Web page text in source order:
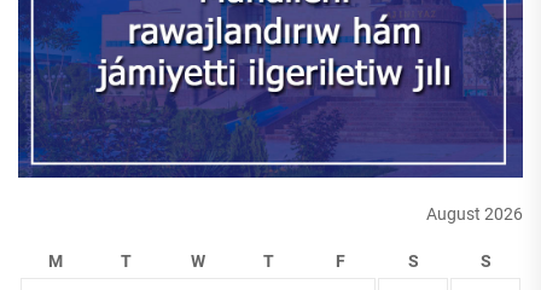
August 2026
M T W T F S S